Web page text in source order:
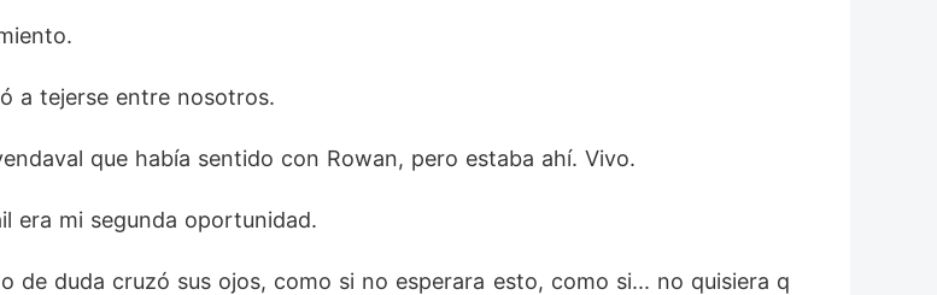
a tejerse entre nosotros.
que había sentido con Rowan, pero estaba ahí. Vivo.
era mi segunda oportunidad.
de duda cruzó sus ojos, como si no esperara esto, como si... no quisiera q